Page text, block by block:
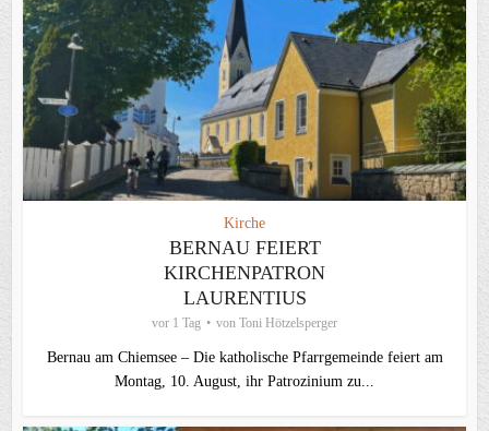
Kirche
BERNAU FEIERT
KIRCHENPATRON
LAURENTIUS
vor 1 Tag von Toni Hötzelsperger
Bernau am Chiemsee – Die katholische Pfarrgemeinde feiert am
Montag, 10. August, ihr Patrozinium zu...